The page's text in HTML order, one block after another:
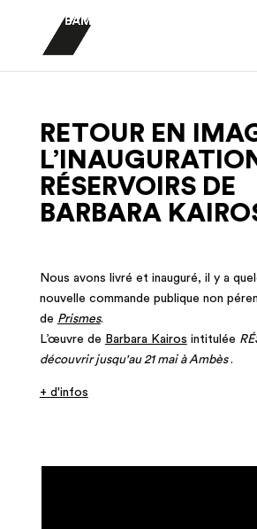
RETOUR EN
RÉSERVOIRS DE
BARBARA
Nous avons livré et inauguré, il y a
nouvelle commande publique non
de Prismes.
L’œuvre de Barbara Kairos intitulée
découvrir jusqu'au 21 mai à Ambès.
+ d'infos